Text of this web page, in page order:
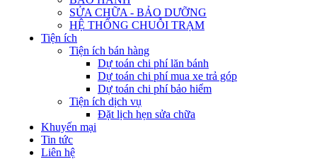
SỬA CHỮA - BẢO DƯỠNG
HỆ THỐNG CHUỖI TRẠM
Tiện ích
Tiện ích bán hàng
Dự toán chi phí lăn bánh
Dự toán chi phí mua xe trả góp
Dự toán chi phí bảo hiểm
Tiện ích dịch vụ
Đặt lịch hẹn sửa chữa
Khuyến mại
Tin tức
Liên hệ